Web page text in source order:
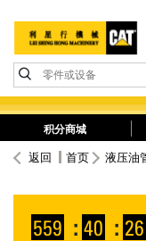
零件或设备
积分商城
返回 首页 液压油
559 : 40 : 25